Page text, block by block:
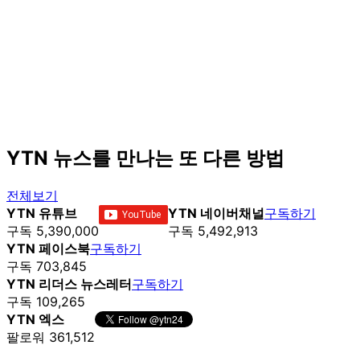
YTN 뉴스를 만나는 또 다른 방법
전체보기
YTN 유튜브
구독 5,390,000
YTN 네이버채널
구독 5,492,913
구독하기
YTN 페이스북
구독 703,845
구독하기
YTN 리더스 뉴스레터
구독 109,265
구독하기
YTN 엑스
팔로워 361,512